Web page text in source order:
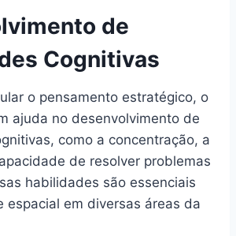
de
Cognitivas
o pensamento estratégico, o
ajuda no desenvolvimento de
como a concentração, a
de resolver problemas
habilidades são essenciais
espacial em diversas áreas da